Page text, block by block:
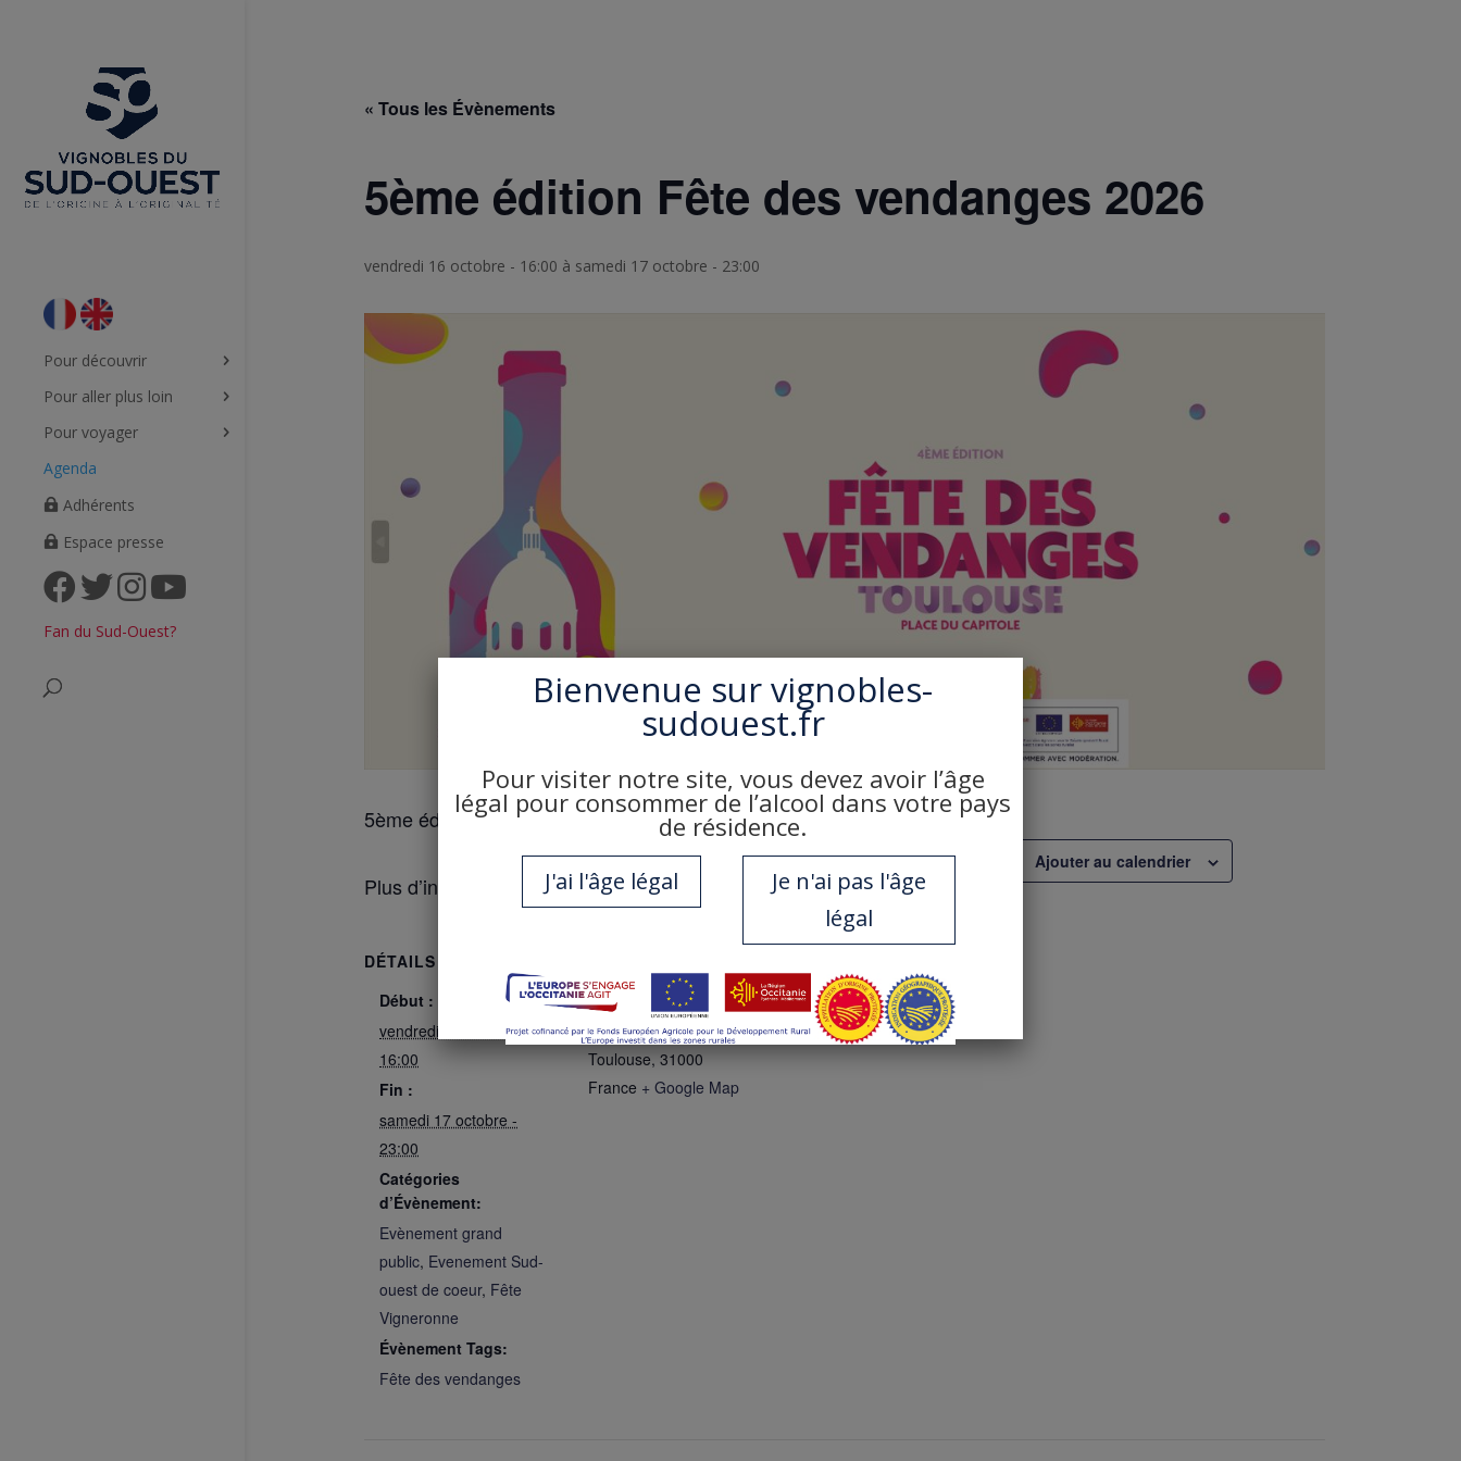
Pour découvrir
Pour aller plus loin
Pour voyager
Agenda
Adhérents
Espace presse
Fan du Sud-Ouest?
« Tous les Évènements
5ème édition Fête des vendanges 2026
vendredi 16 octobre - 16:00 à samedi 17 octobre - 23:00
5ème édition les 16 & 17 octobre 2026,place du Capitole à Toulouse.
Plus d’informations prochainement !
Ajouter au calendrier
DÉTAILS
Début :
vendredi 16 octobre -
16:00
Fin :
samedi 17 octobre -
23:00
Catégories
d’Évènement:
Evènement grand
public, Evenement Sud-
ouest de coeur, Fête
Vigneronne
Évènement Tags:
Fête des vendanges
Toulouse
place victor hugo
Toulouse, 31000
France + Google Map
Bienvenue survignobles-
sudouest.fr
Pour visiter notre site, vous devez avoir l’âge
légal pour consommer de l’alcool dans votre pays
de résidence.
J'ai l'âge légal
Je n'ai pas l'âge
légal